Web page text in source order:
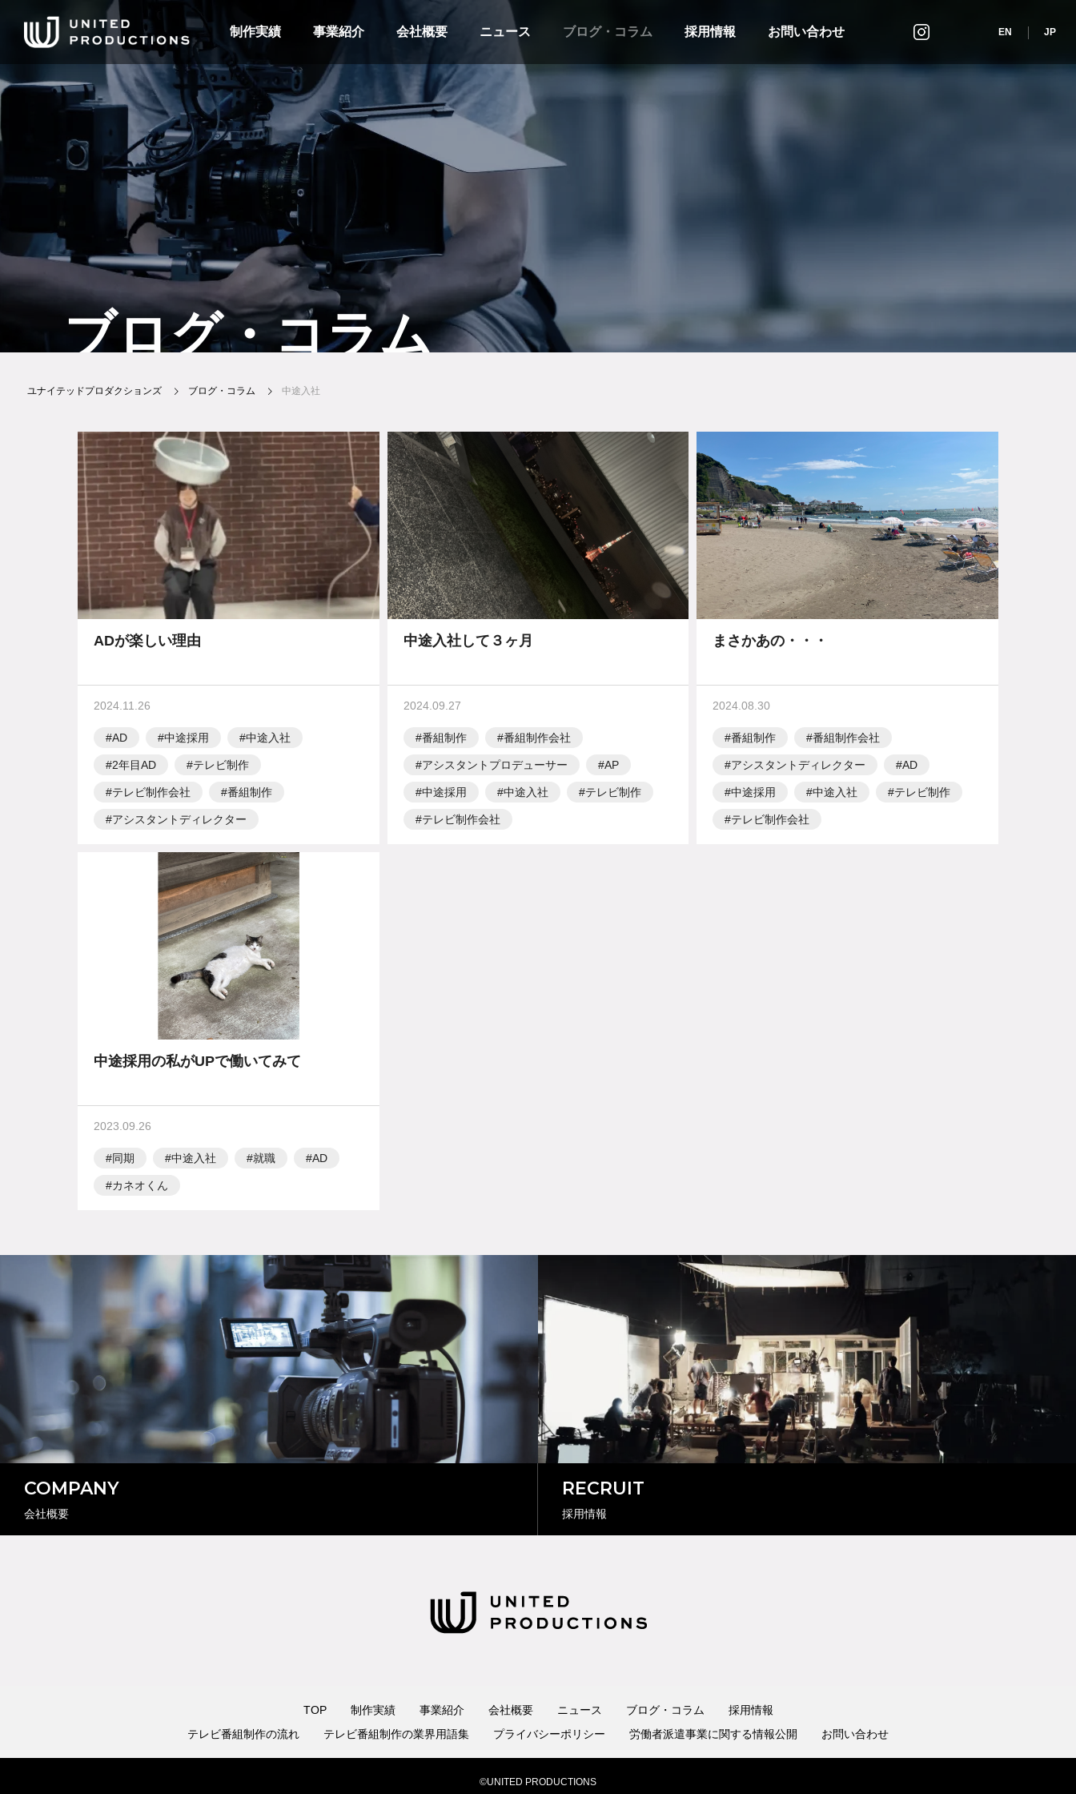
制作実績 事業紹介 会社概要 ニュース ブログ・コラム 採用情報 お問い合わせ インスタグラム EN JP
ブログ・コラム
ユナイテッドプロダクションズ ブログ・コラム 中途入社
ADが楽しい理由
2024.11.26
AD 中途採用 中途入社
2年目AD テレビ制作
テレビ制作会社 番組制作
アシスタントディレクター
中途入社して３ヶ月
2024.09.27
番組制作 番組制作会社
アシスタントプロデューサー AP
中途採用 中途入社 テレビ制作
テレビ制作会社
まさかあの・・・
2024.08.30
番組制作 番組制作会社
アシスタントディレクター AD
中途採用 中途入社 テレビ制作
テレビ制作会社
中途採用の私がUPで働いてみて
2023.09.26
同期 中途入社 就職 AD
カネオくん
COMPANY
会社概要
RECRUIT
採用情報
TOP 制作実績 事業紹介 会社概要 ニュース ブログ・コラム
採用情報
テレビ番組制作の流れ
テレビ番組制作の業界用語集 プライバシーポリシー 労働者派遣事業に関する情報公開 お問い合わせ
©UNITED PRODUCTIONS